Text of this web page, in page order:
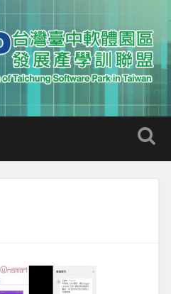
中軟體園區發展
聯盟
of Taichung Software Park